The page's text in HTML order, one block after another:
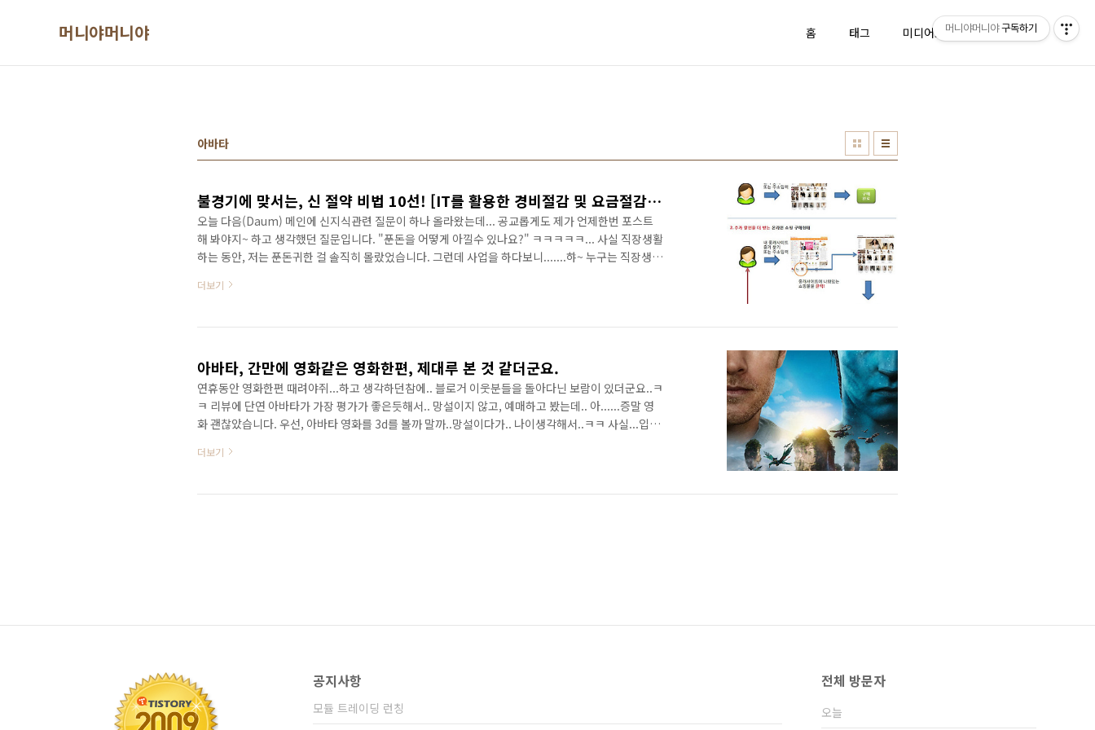
머니야머니야 홈 태그 미디어로그 방명록
아바타
불경기에 맞서는, 신 절약 비법 10선! [IT를 활용한 경비절감 및 요금절감 방법]
오늘 다음(Daum) 메인에 신지식관련 질문이 하나 올라왔는데... 공교롭게도 제가 언제한번 포스트
해 봐야지~ 하고 생각했던 질문입니다. "푼돈을 어떻게 아낄수 있나요?" ㅋㅋㅋㅋㅋ... 사실 직장생활
하는 동안, 저는 푼돈귀한 걸 솔직히 몰랐었습니다. 그런데 사업을 하다보니.......햐~ 누구는 직장생활
으로써, 행동패턴이 서서히 달라지는 것이 였습니다. 사업하는 사람들 사업잘되면.. 룸싸롱다니면서
돈쓸때는 룸싸롱 비용 이상의 뭔가가 들어오기 때문에 돈 쓰는거구요. 머리 제대로 박힌 대표(CEO)라
더보기
아바타, 간만에 영화같은 영화한편, 제대루 본 것 같더군요.
연휴동안 영화한편 때려야쥐...하고 생각하던참에.. 블로거 이웃분들을 돌아다닌 보람이 있더군요..ㅋ
ㅋ 리뷰에 단연 아바타가 가장 평가가 좋은듯해서.. 망설이지 않고, 예매하고 봤는데.. 아......증말 영
화 괜찮았습니다. 우선, 아바타 영화를 3d를 볼까 말까..망설이다가.. 나이생각해서..ㅋㅋ 사실...입체
지탈 버젼(평면)으로 예매 했습니다. 남은 가족들 또한, 이에 동의해 주는 바람에....ㅎㅎ 아바타 입체
더군요. 제가 영화 전문리뷰어도 아니지만.. 아바타를 보면서..느낀점이 몇가지 있어서 끄적이..
더보기
공지사항
모듈 트레이딩 런칭
전체 방문자
오늘
머니야머니야 구독하기